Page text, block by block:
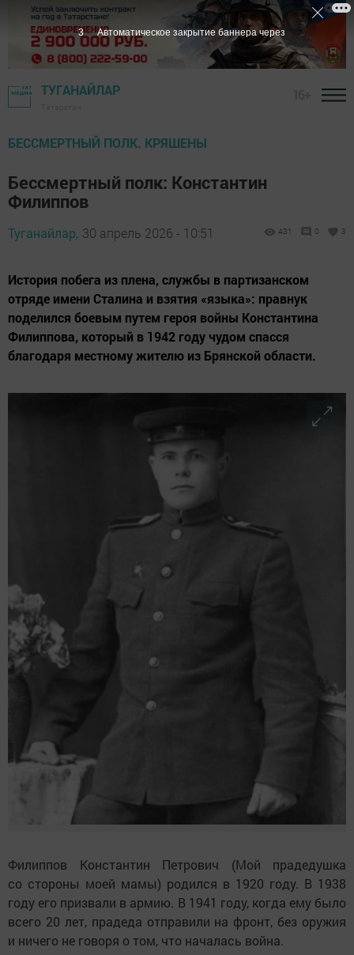
ТУГАНАЙЛАР
БЕССМЕРТНЫЙ ПОЛК. КРЯШЕНЫ
Бессмертный полк: Константин
Филиппов
Туганайлар, 30 апрель 2026 - 10:51 431 0 3
История побега из плена, службы в партизанском
отряде имени Сталина и взятия «языка»: правнук
поделился боевым путем героя войны Константина
Филиппова, который в 1942 году чудом спасся
благодаря местному жителю из Брянской области.
Филиппов Константин Петрович (Мой прадедушка
со стороны моей мамы) родился в 1920 году. В 1938
году его призвали в армию. В 1941 году, когда ему было
всего 20 лет, прадеда отправили на фронт, без оружия
и ничего не говоря о том, что началась война.
1 Автоматическое закрытие баннера через